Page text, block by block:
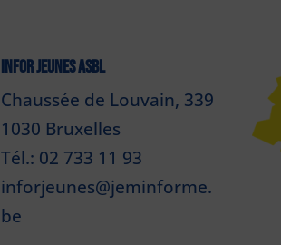
INFOR JEUNES ASBL
Chaussée de Louvain, 339
1030 Bruxelles
Tél.: 02 733 11 93
inforjeunes@jeminforme.
be